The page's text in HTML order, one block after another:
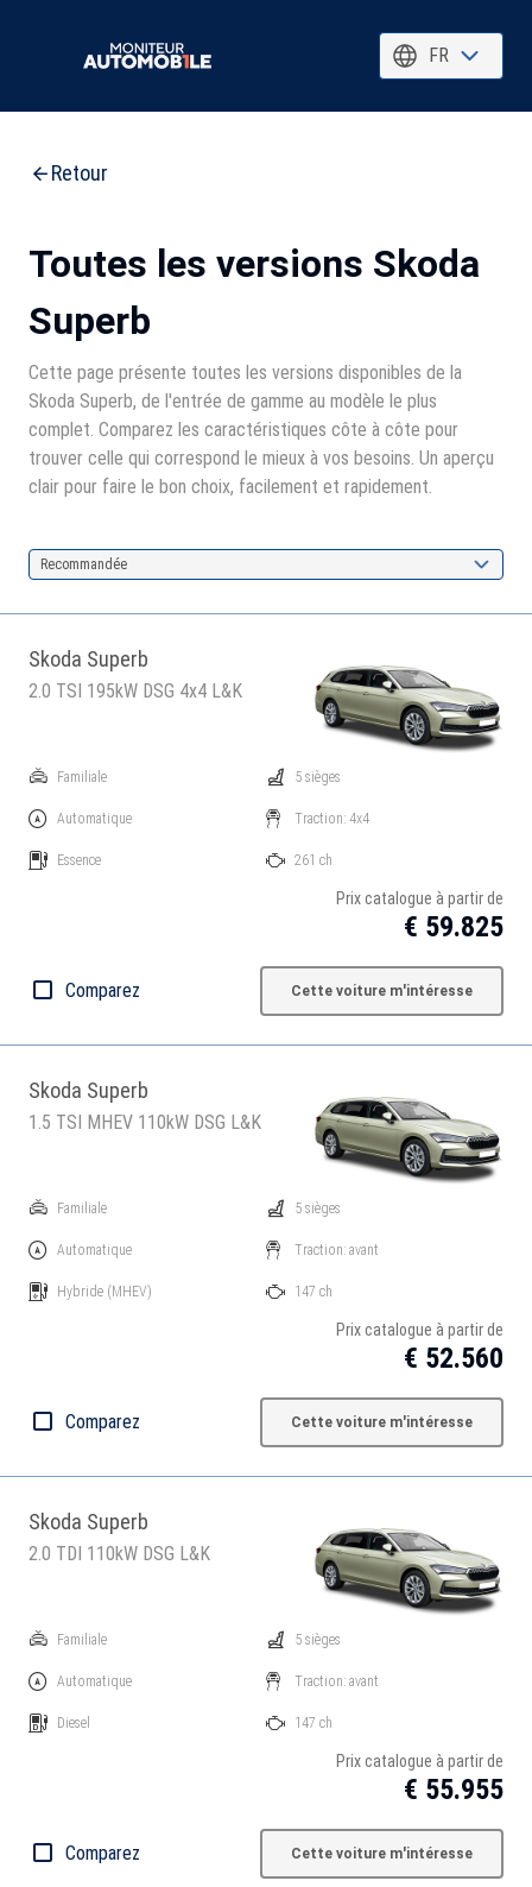
FR
Retour
Toutes les versions Skoda
Superb
Cette page présente toutes les versions disponibles de la
Skoda Superb, de l'entrée de gamme au modèle le plus
complet. Comparez les caractéristiques côte à côte pour
trouver celle qui correspond le mieux à vos besoins. Un aperçu
clair pour faire le bon choix, facilement et rapidement.
Recommandée
Skoda Superb
2.0 TSI 195kW DSG 4x4 L&K
Familiale
Automatique
Essence
5 sièges
Traction: 4x4
261 ch
Prix catalogue à partir de
€ 59.825
Comparez Cette voiture m'intéresse
Skoda Superb
1.5 TSI MHEV 110kW DSG L&K
Familiale
Automatique
Hybride (MHEV)
5 sièges
Traction: avant
147 ch
Prix catalogue à partir de
€ 52.560
Comparez Cette voiture m'intéresse
Skoda Superb
2.0 TDI 110kW DSG L&K
Familiale
Automatique
Diesel
5 sièges
Traction: avant
147 ch
Prix catalogue à partir de
€ 55.955
Comparez Cette voiture m'intéresse